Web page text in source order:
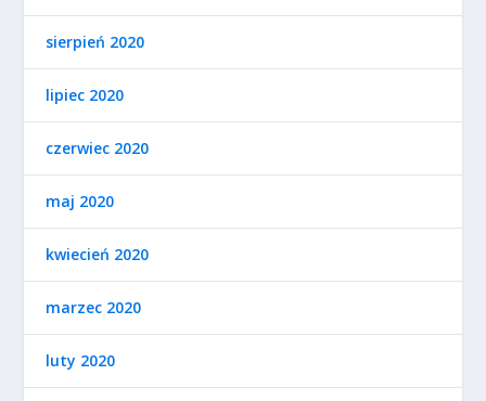
sierpień 2020
lipiec 2020
czerwiec 2020
maj 2020
kwiecień 2020
marzec 2020
luty 2020